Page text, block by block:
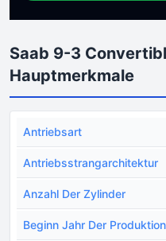
Saab 9-3
Hauptmerkmale
Antriebsart
Antriebsstrangarchitektur
Anzahl Der Zylinder
Beginn Jahr Der Produktion